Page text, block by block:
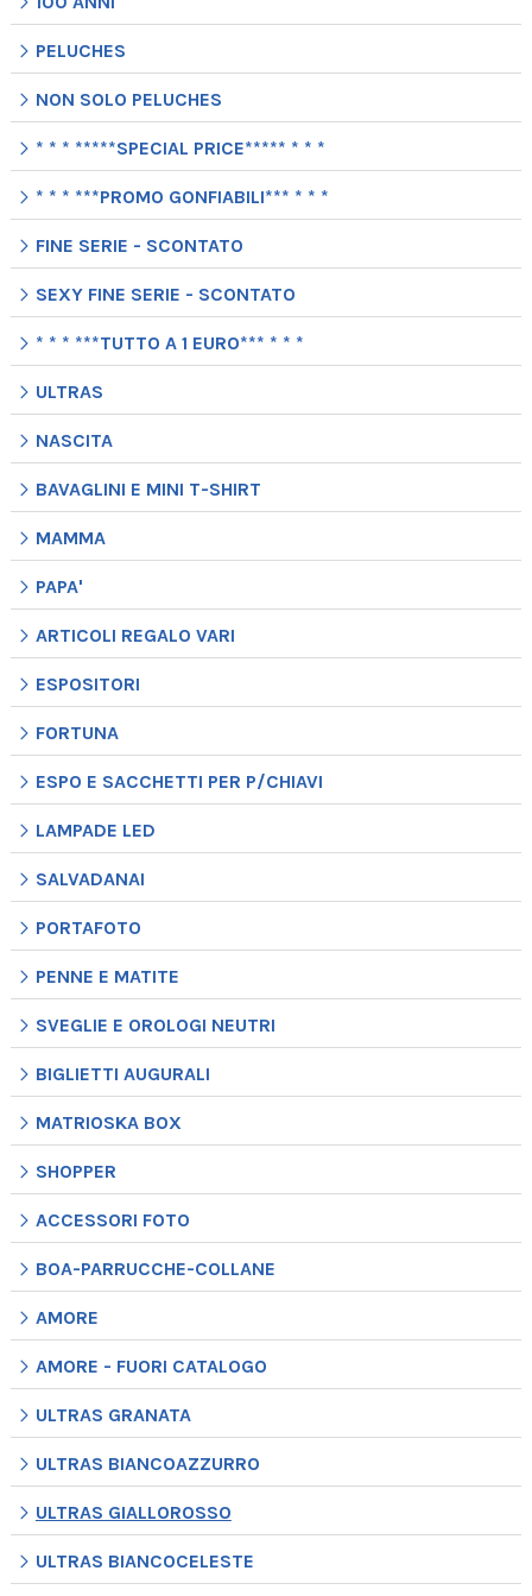
PELUCHES
NON SOLO PELUCHES
* * * *****SPECIAL PRICE***** * * *
* * * ***PROMO GONFIABILI*** * * *
FINE SERIE - SCONTATO
SEXY FINE SERIE - SCONTATO
* * * ***TUTTO A 1 EURO*** * * *
ULTRAS
NASCITA
BAVAGLINI E MINI T-SHIRT
MAMMA
PAPA'
ARTICOLI REGALO VARI
ESPOSITORI
FORTUNA
ESPO E SACCHETTI PER P/CHIAVI
LAMPADE LED
SALVADANAI
PORTAFOTO
PENNE E MATITE
SVEGLIE E OROLOGI NEUTRI
BIGLIETTI AUGURALI
MATRIOSKA BOX
SHOPPER
ACCESSORI FOTO
BOA-PARRUCCHE-COLLANE
AMORE
AMORE - FUORI CATALOGO
ULTRAS GRANATA
ULTRAS BIANCOAZZURRO
ULTRAS GIALLOROSSO
ULTRAS BIANCOCELESTE